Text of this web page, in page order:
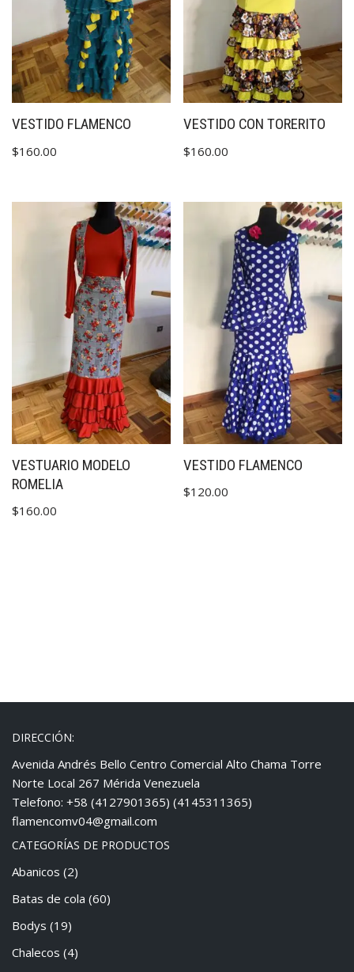
VESTIDO FLAMENCO
$160.00
VESTIDO CON TORERITO
$160.00
VESTUARIO MODELO
ROMELIA
$160.00
VESTIDO FLAMENCO
$120.00
DIRECCIÓN:
Avenida Andrés Bello Centro Comercial Alto Chama Torre
Norte Local 267 Mérida Venezuela
Telefono: +58 (4127901365) (4145311365)
flamencomv04@gmail.com
CATEGORÍAS DE PRODUCTOS
Abanicos (2)
Batas de cola (60)
Bodys (19)
Chalecos (4)